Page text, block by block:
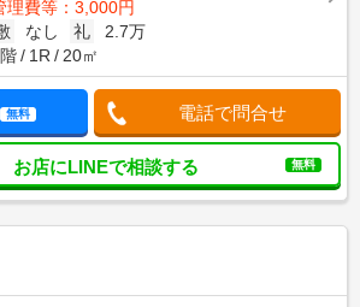
理費等：3,000円
なし 礼
2.7万
1R 20㎡
無料 電話で問合せ
お店にLINEで相談する 無料